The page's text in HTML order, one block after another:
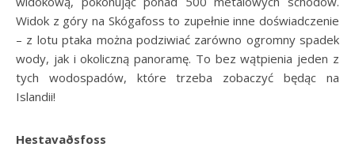
Widok z góry na Skógafoss to zupełnie inne doświadczenie
– z lotu ptaka można podziwiać zarówno ogromny spadek
wody, jak i okoliczną panoramę. To bez wątpienia jeden z
tych wodospadów, które trzeba zobaczyć będąc na
Islandii!
Hestavaðsfoss